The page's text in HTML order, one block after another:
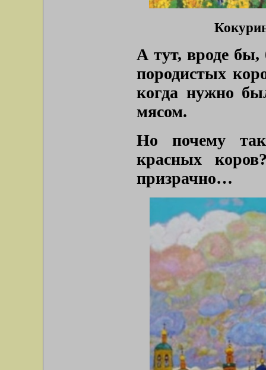
А тут, вроде бы,
породистых
когда нужно
мясом.
Но почему
красных
призрачно…